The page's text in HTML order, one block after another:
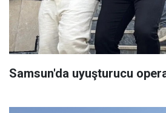
Samsun'da uyuşturucu